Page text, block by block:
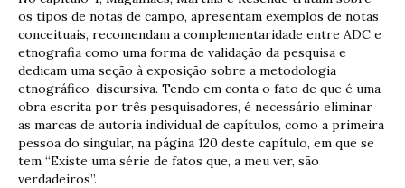
os tipos de notas de campo, apresentam exemplos de notas
conceituais, recomendam a complementaridade entre ADC e
etnografia como uma forma de validação da pesquisa e
dedicam uma seção à exposição sobre a metodologia
etnográfico-discursiva. Tendo em conta o fato de que é uma
obra escrita por três pesquisadores, é necessário eliminar
as marcas de autoria individual de capítulos, como a primeira
pessoa do singular, na página 120 deste capítulo, em que se
tem “Existe uma série de fatos que, a meu ver, são
verdadeiros”.